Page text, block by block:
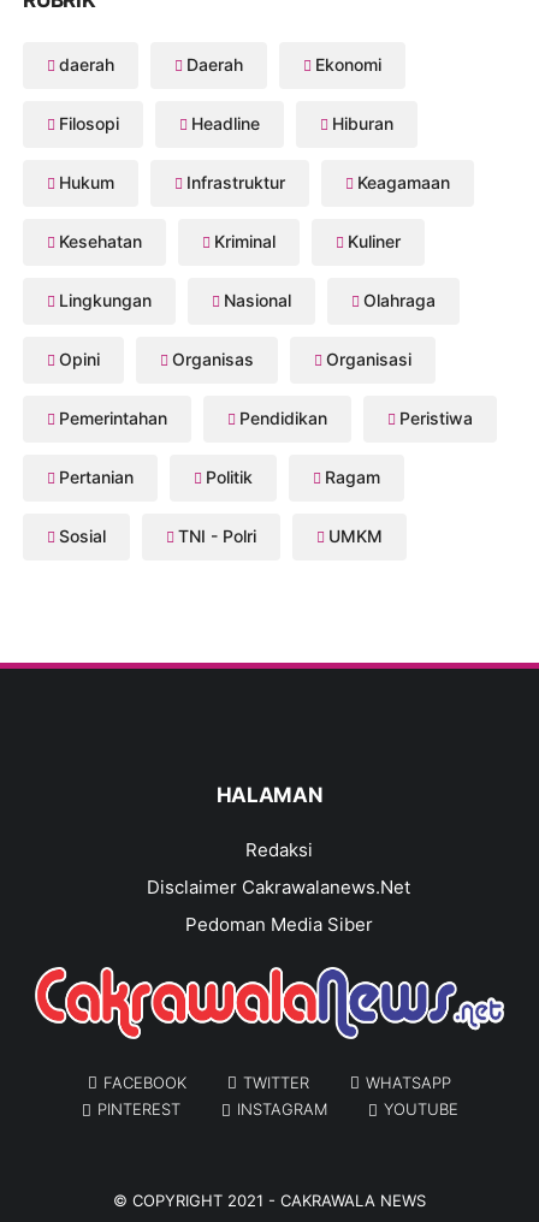
daerah Daerah Ekonomi
Filosopi Headline Hiburan
Hukum Infrastruktur Keagamaan
Kesehatan Kriminal Kuliner
Lingkungan Nasional Olahraga
Opini Organisas Organisasi
Pemerintahan Pendidikan Peristiwa
Pertanian Politik Ragam
Sosial TNI - Polri UMKM
HALAMAN
Redaksi
Disclaimer Cakrawalanews.Net
Pedoman Media Siber
FACEBOOK TWITTER
WHATSAPP
PINTEREST
INSTAGRAM YOUTUBE
© COPYRIGHT 2021 - CAKRAWALA NEWS